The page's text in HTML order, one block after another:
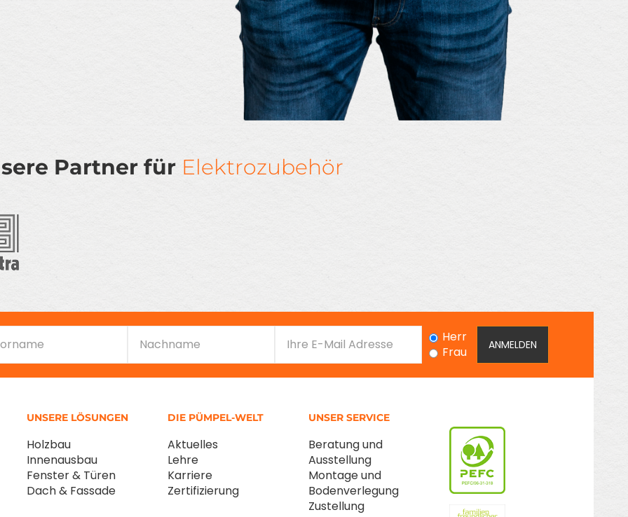
Partner für Elektrozubehör
Herr
Frau
UNSERE LÖSUNGEN
Holzbau
Innenausbau
Fenster & Türen
Dach & Fassade
DIE PÜMPEL-WELT
Aktuelles
Lehre
Karriere
Zertifizierung
UNSER SERVICE
Beratung und
Ausstellung
Montage und
Bodenverlegung
Zustellung